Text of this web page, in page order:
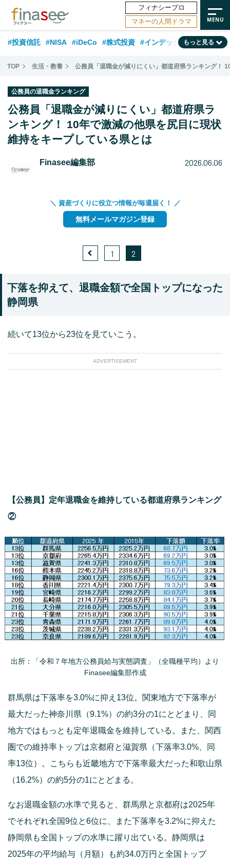
フィナシープロ
マネーの人間ドラマ
#投資信託 #NISA #iDeCo #株式投資 #インデックスファンド
#相談事例 #相続・贈与 #FP #新NISA #ランキング #トレンド
#資産運用業界 #老後 #海外事情
#フィナンシャル・ウェルビーイング #データ・調査 #国内株式型
#60代
もっと見る
TOP 生活・教養 公務員「退職金が減りにくい」都道府県ランキング！
公務員の退職金ランキング
公務員「退職金が減りにくい」都道府県ラ
ンキング！ 10年で激減の他県を尻目に現状
維持をキープしている県とは
Finasee編集部 2026.06.06
＼ 資産づくりに役立つ情報が毎週届く！ ／
無料メールマガジン登録
1 2
下落を抑えて、退職金額で全国トップになった
静岡県
続いて13位から23位を見ていこう。
ADVERTISEMENT
【公務員】定年退職金を維持している都道府県ランキング
②
出所：「令和７年地方公務員給与実態調査」（全職種平均）より
Finasee編集部作成
群馬県は下落率を3.0%に抑え13位。関東地方で下落率が
最大だった神奈川県（9.1%）の約3分の1にとどまり、同
地方ではもっとも定年退職金を維持している。また、関西
圏での維持率トップは京都府と滋賀県（下落率3.0%、同
率13位）。こちらも近畿地方で下落率最大だった和歌山県
（16.2%）の約5分の1にとどまる。
なお退職金額の水準で見ると、群馬県と京都府は2025年
でそれぞれ全国9位と6位に、また下落率を3.2%に抑えた
静岡県も全国トップの水準に躍り出ている。静岡県は
2025年の平均給与（月額）も約34.0万円と全国トップ